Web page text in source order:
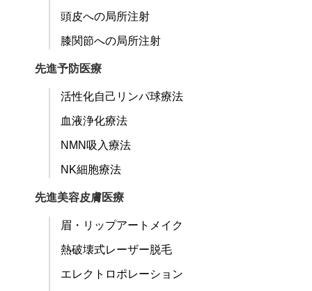
頭皮への局所注射
膝関節への局所注射
先進予防医療
活性化自己リンパ球療法
血液浄化療法
NMN吸入療法
NK細胞療法
先進美容皮膚医療
眉・リップアートメイク
熱破壊式レーザー脱毛
エレクトロポレーション